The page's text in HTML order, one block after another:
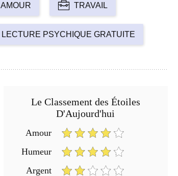
AMOUR TRAVAIL
LECTURE PSYCHIQUE GRATUITE
Le Classement des Étoiles
D'Aujourd'hui
Amour
Humeur
Argent